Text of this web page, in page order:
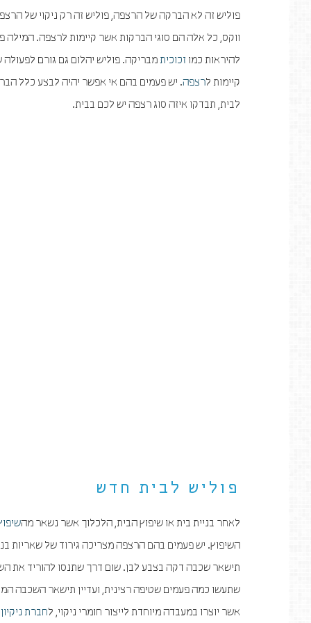
פוליש זה לא הברקה של הרצפה, פוליש זה רק ניקוי של
ווקס, כל אלה הם סוגי הברקות אשר קיימות לרצפה.
להיראות כמו זכוכיתמבריקה. פוליש יהלום גם גורם
קיימות לרצפה. יש פעמים בהם אי אפשר יהיה לבצע כלל
לבית, תבדקו איזה סוג רצפה יש לכם בבית.
פוליש לבית חדש
לאחר בניית בית או שיפוץ הבית, הלכלוך אשר נשאר מה
השיפוץ. יש פעמים בהם הרצפה מצריכה גירוד של שאריות
תישאר שכבה דקה בצבע לבן. שום דרך שתנסו להוריד את
שתעשו כמה פעמים שטיפה רצינית, ועדיין תישאר השכבה
אשר יוצרו במעבדה מיוחדת לייצור חומרי ניקוי, לחברת ניקיון